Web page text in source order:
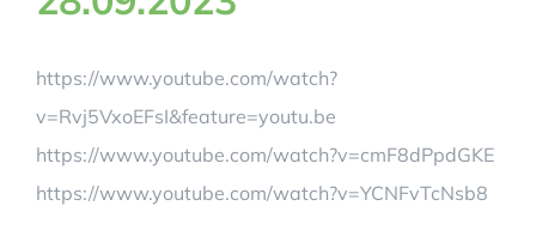
https://www.youtube.com/watch?
v=Rvj5VxoEFsI&feature=youtu.be
https://www.youtube.com/watch?v=cmF8dPpdGKE
https://www.youtube.com/watch?v=YCNFvTcNsb8